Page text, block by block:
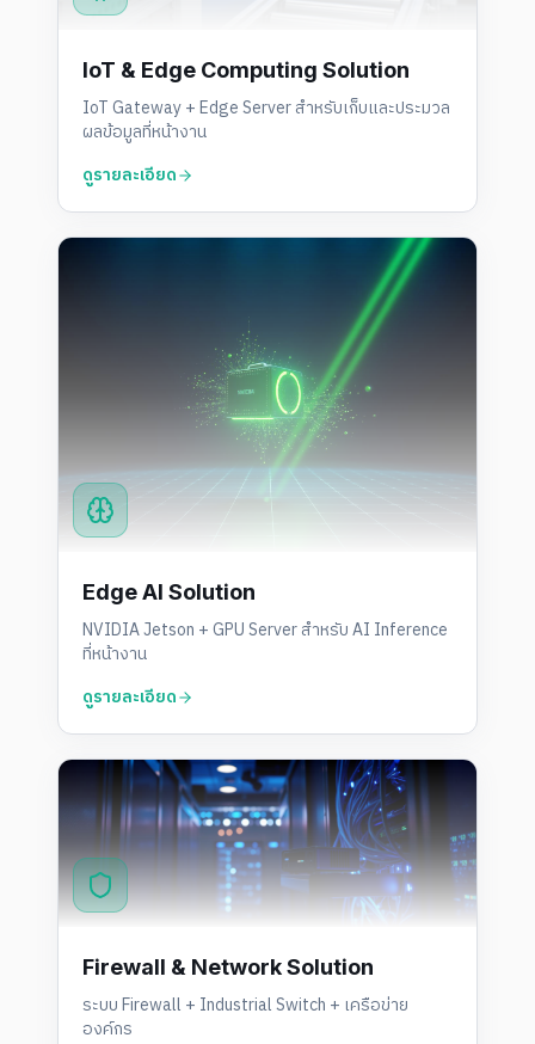
IoT & Edge Computing Solution
IoT Gateway + Edge Server สำหรับเก็บและประมวล
ผลข้อมูลที่หน้างาน
ดูรายละเอียด
Edge AI Solution
NVIDIA Jetson + GPU Server สำหรับ AI Inference
ที่หน้างาน
ดูรายละเอียด
Firewall & Network Solution
ระบบ Firewall + Industrial Switch + เครือข่าย
องค์กร